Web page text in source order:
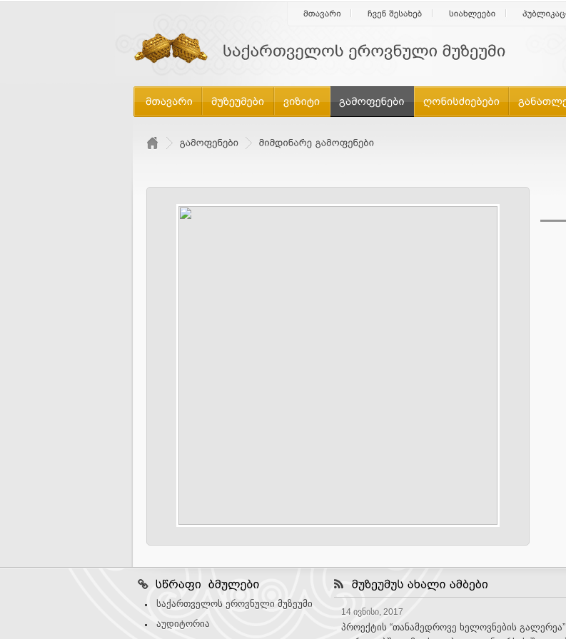
საქართველოს ეროვნული მუზეუმი
აუდიტორია
14 ივნისი, 2017
პროექტის “თანამედროვე ხელოვნების გალერეა”